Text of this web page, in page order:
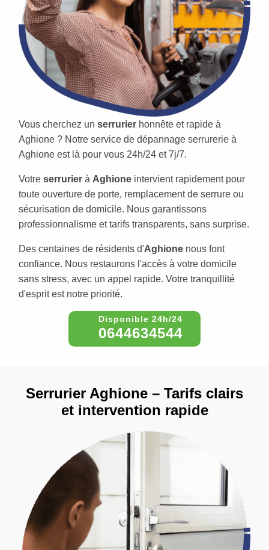
Vous cherchez un serrurier honnête et rapide à
Aghione ? Notre service de dépannage serrurerie à
Aghione est là pour vous 24h/24 et 7j/7.
Votre serrurier à Aghione intervient rapidement pour
toute ouverture de porte, remplacement de serrure ou
sécurisation de domicile. Nous garantissons
professionnalisme et tarifs transparents, sans surprise.
Des centaines de résidents d'Aghione nous font
confiance. Nous restaurons l'accès à votre domicile
sans stress, avec un appel rapide. Votre tranquillité
d'esprit est notre priorité.
0644634544
Serrurier Aghione – Tarifs clairs
et intervention rapide